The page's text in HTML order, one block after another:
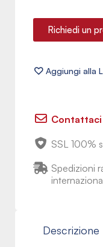
Richiedi un
Contattaci
SSL 100%
Spedizioni
Descrizione